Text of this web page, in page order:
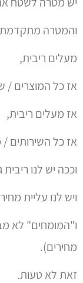
והמטרה מתקדמת
מעלים ריבית,
אז כל המוצרים /
אז מעלים ריבית,
אז כל השירותים /
וככה יש לנו
ויש לנו עליית
ו"המומחים" לא
מחירים).
זאת לא טעות.